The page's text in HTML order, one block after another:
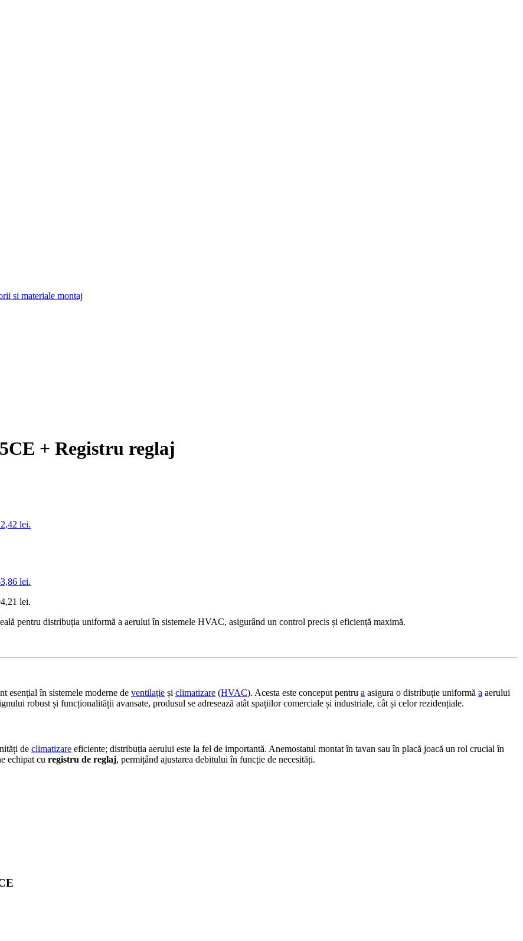
si materiale montaj
+ Registru reglaj
lei.
lei.
lei.
pentru distribuția uniformă a aerului în sistemele HVAC, asigurând un control precis și eficiență maximă.
esențial în sistemele moderne de ventilație și climatizare (HVAC). Acesta este conceput pentru a asigura o distribuție uniformă a aerului
robust și funcționalității avansate, produsul se adresează atât spațiilor comerciale și industriale, cât și celor rezidențiale.
de climatizare eficiente; distribuția aerului este la fel de importantă. Anemostatul montat în tavan sau în placă joacă un rol crucial în
echipat cu registru de reglaj, permițând ajustarea debitului în funcție de necesități.